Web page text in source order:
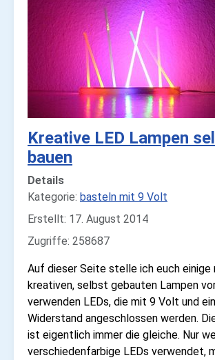
Kreative LED Lampen
bauen
Details
Kategorie: basteln mit 9 Volt
Erstellt: 17. August 2014
Zugriffe: 258687
Auf dieser Seite stelle ich euch einige
kreativen, selbst gebauten Lampen
verwenden LEDs, die mit 9 Volt und
Widerstand angeschlossen werden.
ist eigentlich immer die gleiche. Nur
verschiedenfarbige LEDs verwendet,